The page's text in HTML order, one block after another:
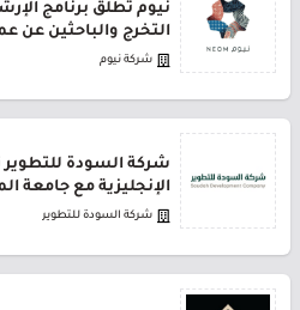
نيوم تطلق برنامج
التخرج والباحثين عن
شركة نيوم
شركة السودة للتطوير
الإنجليزية مع جامعة
شركة السودة للتطوير